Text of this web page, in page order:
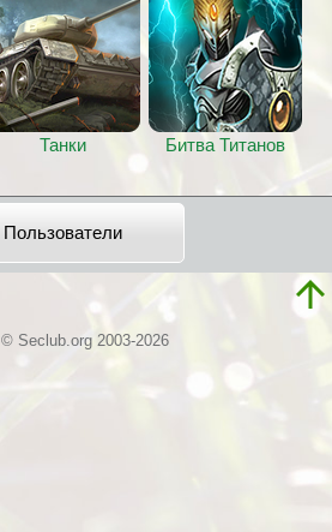
Танки Битва Титанов
Пользователи
© Seclub.org 2003-2026